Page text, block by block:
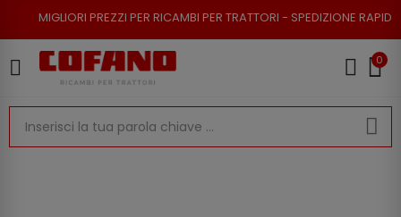
PREZZI PER RICAMBI PER TRATTORI - SPEDIZIONE RAPIDA - RESO
0